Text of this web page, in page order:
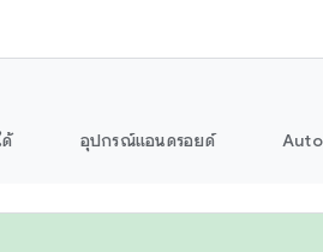
ด้ อุปกรณ์แอนดรอยด์